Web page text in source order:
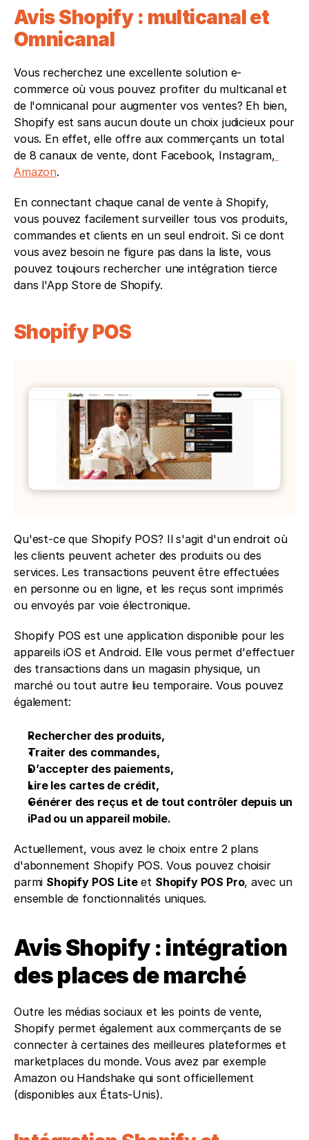
Avis Shopify : multicanal et
Omnicanal
Vous recherchez une excellente solution e-
commerce où vous pouvez profiter du multicanal et
de l'omnicanal pour augmenter vos ventes? Eh bien,
Shopify est sans aucun doute un choix judicieux pour
vous. En effet, elle offre aux commerçants un total
de 8 canaux de vente, dont Facebook, Instagram,
Amazon.
En connectant chaque canal de vente à Shopify,
vous pouvez facilement surveiller tous vos produits,
commandes et clients en un seul endroit. Si ce dont
vous avez besoin ne figure pas dans la liste, vous
pouvez toujours rechercher une intégration tierce
dans l'App Store de Shopify.
Shopify POS
Qu'est-ce que Shopify POS? Il s'agit d'un endroit où
les clients peuvent acheter des produits ou des
services. Les transactions peuvent être effectuées
en personne ou en ligne, et les reçus sont imprimés
ou envoyés par voie électronique.
Shopify POS est une application disponible pour les
appareils iOS et Android. Elle vous permet d'effectuer
des transactions dans un magasin physique, un
marché ou tout autre lieu temporaire. Vous pouvez
également:
Rechercher des produits,
Traiter des commandes,
D’accepter des paiements,
Lire les cartes de crédit,
Générer des reçus et de tout contrôler depuis un
iPad ou un appareil mobile.
Actuellement, vous avez le choix entre 2 plans
d'abonnement Shopify POS. Vous pouvez choisir
parmi Shopify POS Lite et Shopify POS Pro, avec un
ensemble de fonctionnalités uniques.
Avis Shopify : intégration
des places de marché
Outre les médias sociaux et les points de vente,
Shopify permet également aux commerçants de se
connecter à certaines des meilleures plateformes et
marketplaces du monde. Vous avez par exemple
Amazon ou Handshake qui sont officiellement
(disponibles aux États-Unis).